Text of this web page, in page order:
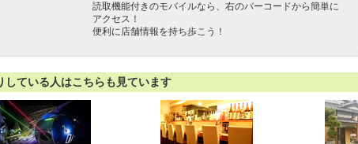
読取機能付きのモバイルなら、右のバーコードから簡単に
アクセス！
便利に店舗情報を持ち歩こう！
している人はこちらも見ています